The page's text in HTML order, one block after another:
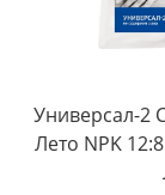
Универсал-2
Лето NPK